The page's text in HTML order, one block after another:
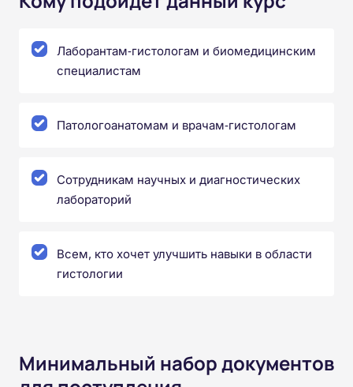
Лаборантам‑гистологам и биомедицинским
специалистам
Патологоанатомам и врачам‑гистологам
Сотрудникам научных и диагностических
лабораторий
Всем, кто хочет улучшить навыки в области
гистологии
Минимальный набор документов